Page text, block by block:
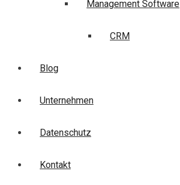
Management Software
CRM
Blog
Unternehmen
Datenschutz
Kontakt